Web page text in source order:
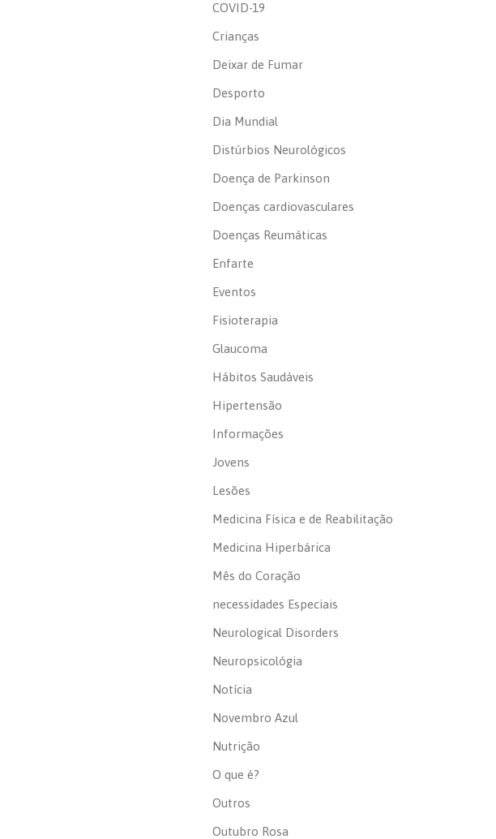
COVID-19
Crianças
Deixar de Fumar
Desporto
Dia Mundial
Distúrbios Neurológicos
Doença de Parkinson
Doenças cardiovasculares
Doenças Reumáticas
Enfarte
Eventos
Fisioterapia
Glaucoma
Hábitos Saudáveis
Hipertensão
Informações
Jovens
Lesões
Medicina Física e de Reabilitação
Medicina Hiperbárica
Mês do Coração
necessidades Especiais
Neurological Disorders
Neuropsicológia
Notícia
Novembro Azul
Nutrição
O que é?
Outros
Outubro Rosa